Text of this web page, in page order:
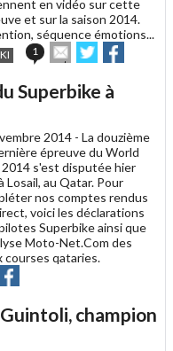
en vidéo sur cette
et sur la saison 2014.
séquence émotions...
1
Envoyer
cet
à
Partager
sur sur
Superbike à
2014 - La douzième
épreuve du World
2014 s'est disputée hier
Losail, au Qatar. Pour
nos comptes rendus
voici les déclarations
Superbike ainsi que
Moto-Net.Com des
courses qataries.
Partager
champion